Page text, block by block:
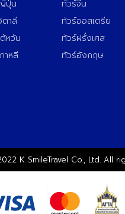
ปุ่น
าลี
หวัน
าหลี
ทัวร์จีน
ทัวร์ออสเตรีย
ทัวร์ฝรั่งเศส
ทัวร์อังกฤษ
K SmileTravel Co., Ltd. All